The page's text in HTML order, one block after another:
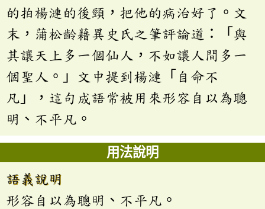
的拍楊漣的後頸，把他的病治好了。文
末，蒲松齡藉異史氏之筆評論道：「與
其讓天上多一個仙人，不如讓人間多一
個聖人。」文中提到楊漣「自命不
凡」，這句成語常被用來形容自以為聰
明、不平凡。
用法說明
語義說明
形容自以為聰明、不平凡。